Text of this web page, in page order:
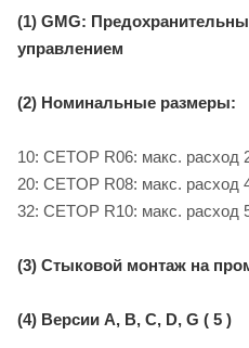
(1) GMG:
управлением
(2) Номинальные размеры:
10: CETOP R06: макс. расход
20: CETOP R08: макс. расход
32: CETOP R10: макс. расход
(3) Стыковой монтаж на
(4) Версии A, B, C, D, G ( 5 )